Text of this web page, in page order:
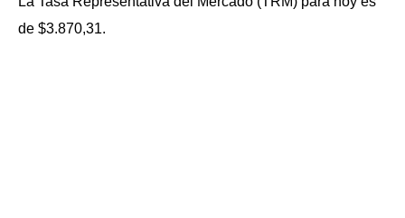
de $3.870,31.